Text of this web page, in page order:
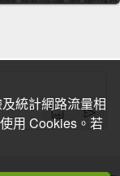
統計網路流量相
用 Cookies。若